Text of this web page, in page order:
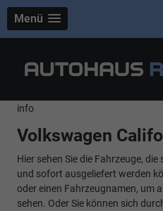
Menü
info
Volkswagen
Hier sehen Sie die Fahrzeuge,
und sofort ausgeliefert werden
oder einen Fahrzeugnamen, um
sehen. Oder Sie können sich